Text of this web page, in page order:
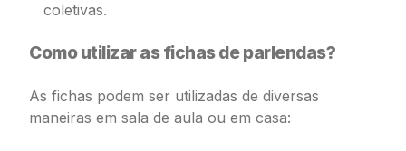
coletivas.
Como utilizar as fichas de parlendas?
As fichas podem ser utilizadas de diversas
maneiras em sala de aula ou em casa: